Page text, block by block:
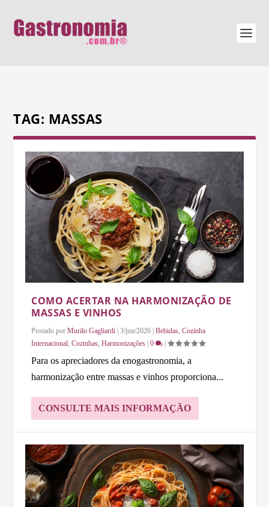
TAG: MASSAS
COMO ACERTAR NA HARMONIZAÇÃO DE
MASSAS E VINHOS
Postado porMurilo Gagliardi |3/jun/2026 |Bebidas ,Cozinha
Internacional ,Cozinhas ,Harmonizações |0 |
Para os apreciadores da enogastronomia, a
harmonização entre massas e vinhos proporciona...
CONSULTE MAIS INFORMAÇÃO